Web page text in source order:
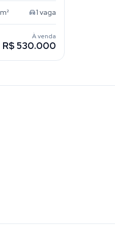
m² 1 vaga
À venda
R$ 530.000